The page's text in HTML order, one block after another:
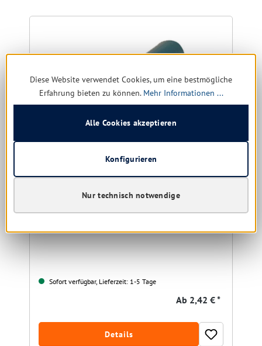
WBV Müllsäcke 70 ltr. blau Typ 60
575X1000, 10 Ro. á 25 Stück
Sofort verfügbar, Lieferzeit: 1-5 Tage
Ab 2,42 € *
Details
Diese Website verwendet Cookies, um eine bestmögliche
Erfahrung bieten zu können. Mehr Informationen ...
Nur technisch notwendige
Konfigurieren
Alle Cookies akzeptieren